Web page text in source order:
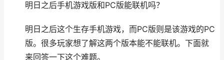
明日之后手机游戏版和PC版能联机吗？
明日之后这个生存手机游戏，而PC版则是该游戏的PC
版。很多玩家想了解这两个版本能不能联机。下面就
来回答一下这个难题。